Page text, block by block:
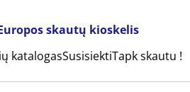
skautų kioskelis
katalogasSusisiektiTapk skautu !